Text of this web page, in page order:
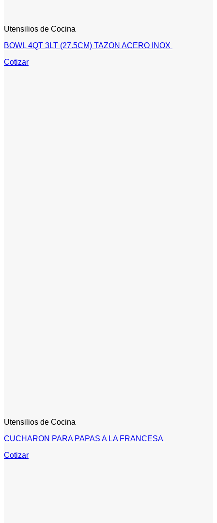
Utensilios de Cocina
BOWL 4QT 3LT (27.5CM) TAZON ACERO INOX
Cotizar
Utensilios de Cocina
CUCHARON PARA PAPAS A LA FRANCESA
Cotizar